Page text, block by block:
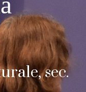
sec.